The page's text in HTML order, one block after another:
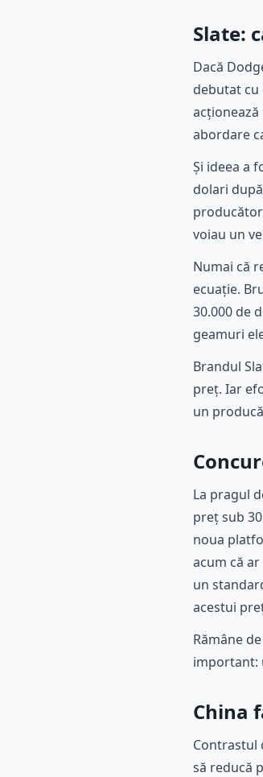
Slate:
Dacă
debutat cu
abordare
Și ideea a
dolari
voiau un
Numai că
ecuație.
30.000 de
geamuri
Brandul
preț. Iar
un
La pragul
preț sub
noua
acum că
un
acestui
Rămâne
important:
China
Contrastul
să reducă